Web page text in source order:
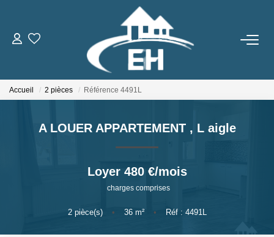
ACHETER
LOUER
Nos Biens
Gestion Locative
ESTIMER
Accueil 2 pièces Référence 4491L
A LOUER APPARTEMENT , L aigle
Loyer 480 €/mois
charges comprises
2pièce(s) • 36m² • Réf : 4491L